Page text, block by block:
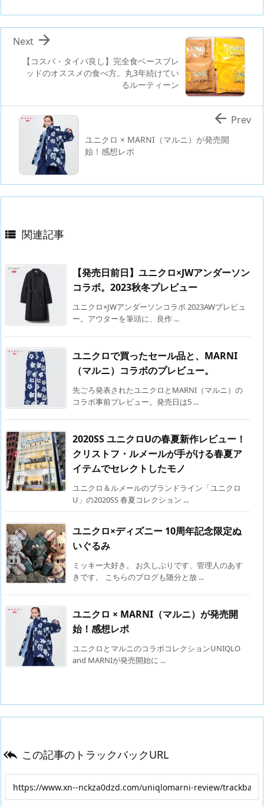
【コスパ・タイパ良し】完全食ベースブレ
ッドのオススメの食べ方。丸3年続けてい
るルーティーン

Next
ユニクロ × MARNI（マルニ）が発売開
始！感想レポ
 Prev
 関連記事
【発売日前日】ユニクロ×JWアンダーソン
コラボ。2023秋冬プレビュー
ユニクロ×JWアンダーソンコラボ 2023AWプレビュ
ー。アウターを筆頭に、良作 ...
ユニクロで買ったセール品と、MARNI
（マルニ）コラボのプレビュー。
先ごろ発表されたユニクロとMARNI（マルニ）の
コラボ事前プレビュー。発売日は5 ...
2020SS ユニクロUの春夏新作レビュー！
クリストフ・ルメールが手がける春夏ア
イテムでセレクトしたモノ
ユニクロ＆ルメールのブランドライン「ユニクロ
U」の2020SS 春夏コレクション ...
ユニクロ×ディズニー 10周年記念限定ぬ
いぐるみ
ミッキー大好き。 お久しぶりです、管理人のあす
きです。 こちらのブログも随分と放 ...
ユニクロ × MARNI（マルニ）が発売開
始！感想レポ
ユニクロとマルニのコラボコレクションUNIQLO
and MARNIが発売開始に ...
 この記事のトラックバックURL